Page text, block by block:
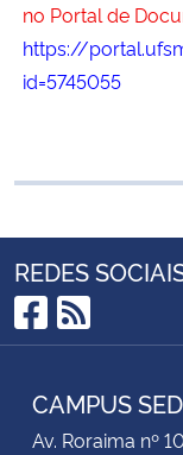
no Portal de
https://
id=5745055
REDES
RSS
CAMPUS
Av. Roraima nº